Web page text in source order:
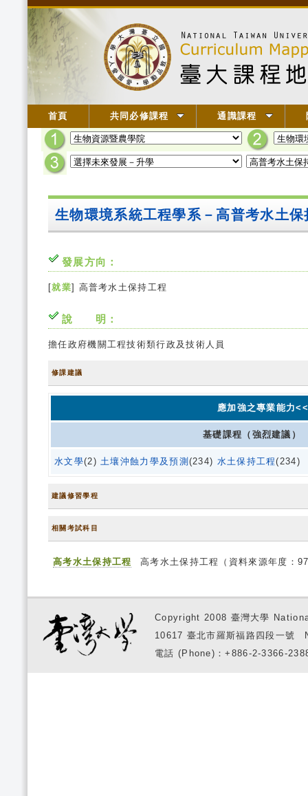
首頁 共同必修課程 通識課程
生物環境系統工程學系－高普考水土保
發展方向：
[就業] 高普考水土保持工程
說 明：
擔任政府機關工程技術類行政及技術人員
修課建議
應加強之專業能力
基礎課程（強烈建議）
水文學(2)土壤沖蝕力學及預測 (234) 水土保持工程(234)
建議修習學程
相關考試科目
高考水土保持工程 高考水土保持工程（資料來源年度：
Copyright 2008 臺灣大學
10617 臺北市羅斯福路四段一
電話 (Phone)：+886-2-3366-